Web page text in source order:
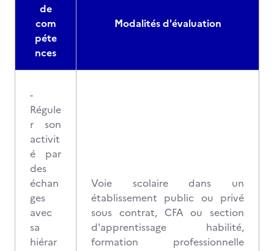
de
com
péte
nces
Modalités d'évaluation
-
Régule
r son
activit
é par
des
échan
ges
avec
sa
hiérar
Voie scolaire dans un
établissement public ou privé
sous contrat, CFA ou section
d'apprentissage habilité,
formation professionnelle